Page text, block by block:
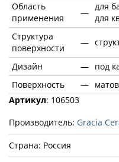
Область
применения
—
для
для
Структура
поверхности
—
Дизайн — под
Поверхность
—
Артикул: 106503
Производитель: Gracia
Страна: Россия